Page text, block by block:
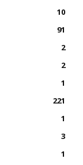
10
91
2
2
1
221
1
3
1